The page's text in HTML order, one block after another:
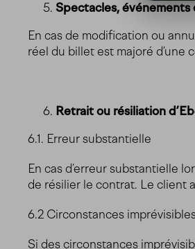
Spectacles,
En cas de modification ou
réel du billet est majoré d’une
Retrait ou résiliation
6.1. Erreur substantielle
En cas d’erreur substantielle
de résilier le contrat. Le client
6.2 Circonstances
Si des circonstances